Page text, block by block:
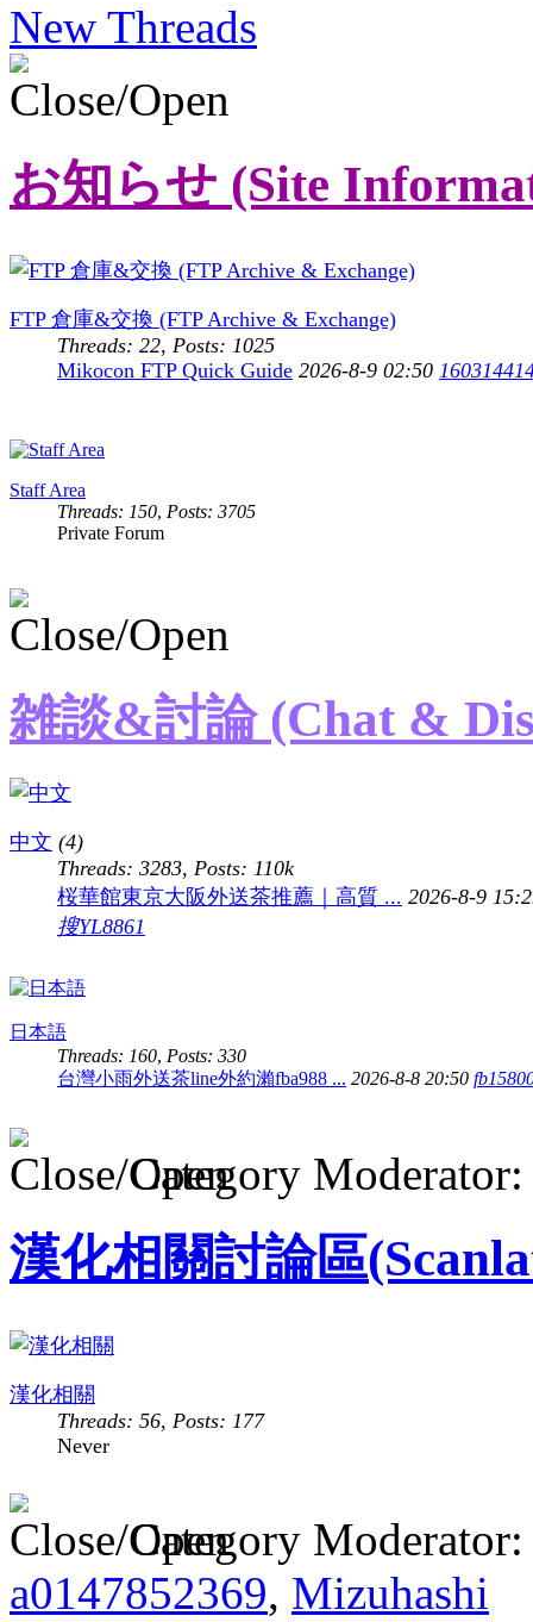
New Threads
お知らせ (Site
FTP 倉庫&交換 (FTP Archive & Exchange)
Threads: 22, Posts: 1025
Mikocon FTP Quick Guide 2026-8-9 02:50
Staff Area
Threads: 150, Posts: 3705
Private Forum
雑談&討論 (Chat &
中文 (4)
Threads: 3283, Posts: 110k
桜華館東京大阪外送茶推薦｜高質 ... 2026-8-9
搜YL8861
日本語
Threads: 160, Posts: 330
台灣小雨外送茶line外約瀨fba988 ... 2026-8-8 20:50
Category
漢化相關討論區
漢化相關
Threads: 56, Posts: 177
Never
Category
a0147852369, Mizuhashi